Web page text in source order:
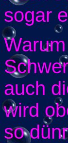
sogar
auch
wird
so